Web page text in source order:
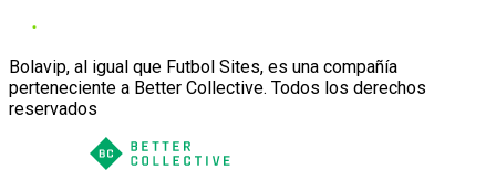
Bolavip, al igual que Futbol Sites, es una compañía
perteneciente a Better Collective. Todos los derechos
reservados